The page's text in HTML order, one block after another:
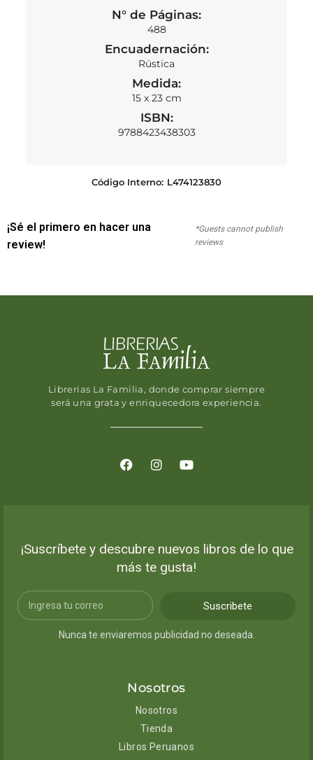
N° de Páginas:
488
Encuadernación:
Rústica
Medida:
15 x 23 cm
ISBN:
9788423438303
Código Interno: L474123830
¡Sé el primero en hacer una
review!
*Guests cannot publish
reviews
Librerias La Familia, donde comprar siempre
será una grata y enriquecedora experiencia.
¡Suscríbete y descubre nuevos libros de lo que
más te gusta!
Suscribete
Nunca te enviaremos publicidad no deseada.
Nosotros
Nosotros
Tienda
Libros Peruanos